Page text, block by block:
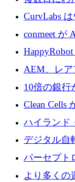
ップ、Ore
4,300 万ド
CurvLabs
治療をど
conmeet が
に 600 万ユ
ルを獲得し
を拡張
AEM、レ
新を加速す
10倍の銀行
達
Clean Cells
門知識によ
ハイランド
規模拡大を
ンドVIを閉鎖
デジタル自
TÖNNJES
パーセプト
ークの構築
より多くの